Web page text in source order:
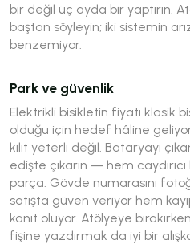
bir değil üç ayda bir yaptırın.
baştan söyleyin; iki sistemin
benzemiyor.
Park ve güvenlik
Elektrikli bisikletin fiyatı klasik
olduğu için hedef hâline
kilit yeterli değil. Bataryayı
edişte çıkarın — hem
parça. Gövde numarasını
satışta güven veriyor hem
kanıt oluyor. Atölyeye
fişine yazdırmak da iyi bir